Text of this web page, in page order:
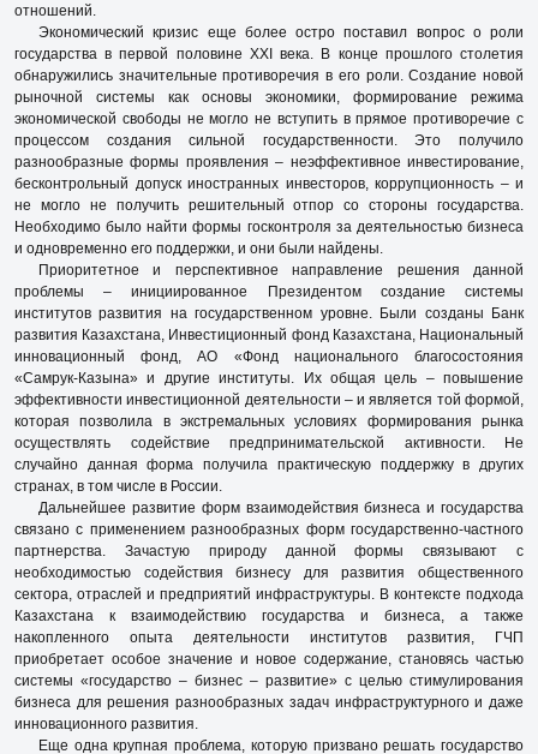
отношений.
Экономический кризис еще более остро поставил вопрос о роли
государства в первой половине ХХI века. В конце прошлого столетия
обнаружились значительные противоречия в его роли. Создание новой
рыночной системы как основы экономики, формирование режима
экономической свободы не могло не вступить в прямое противоречие с
процессом создания сильной государственности. Это получило
разнообразные формы проявления – неэффективное инвестирование,
бесконтрольный допуск иностранных инвесторов, коррупционность – и
не могло не получить решительный отпор со стороны государства.
Необходимо было найти формы госконтроля за деятельностью бизнеса
и одновременно его поддержки, и они были найдены.
Приоритетное и перспективное направление решения данной
проблемы – иниции­рованное Президентом создание системы
институтов развития на государственном уровне. Были созданы Банк
развития Казахстана, Инвестиционный фонд Казахстана, Национальный
инновационный фонд, АО «Фонд национального благосостояния
«Самрук-Казына» и другие институты. Их общая цель – повышение
эффективности инвестиционной деятельности – и является той формой,
которая позволила в экстремальных условиях формирования рынка
осуществлять содействие предпринимательской активности. Не
случайно данная форма получила практическую поддержку в других
странах, в том числе в России.
Дальнейшее развитие форм взаимодействия бизнеса и государства
связано с применением разнообразных форм государственно-частного
партнерства. Зачастую природу данной формы связывают с
необходимостью содействия бизнесу для развития общественного
сектора, отраслей и предприятий инфраструктуры. В контексте подхода
Казахстана к взаимодействию государства и бизнеса, а также
накопленного опыта деятельности институтов развития, ГЧП
приобретает особое значение и новое содержание, становясь частью
системы «государство – бизнес – развитие» с целью стимулирования
бизнеса для решения разнообразных задач инфраструктурного и даже
инновационного развития.
Еще одна крупная проблема, которую призвано решать государство